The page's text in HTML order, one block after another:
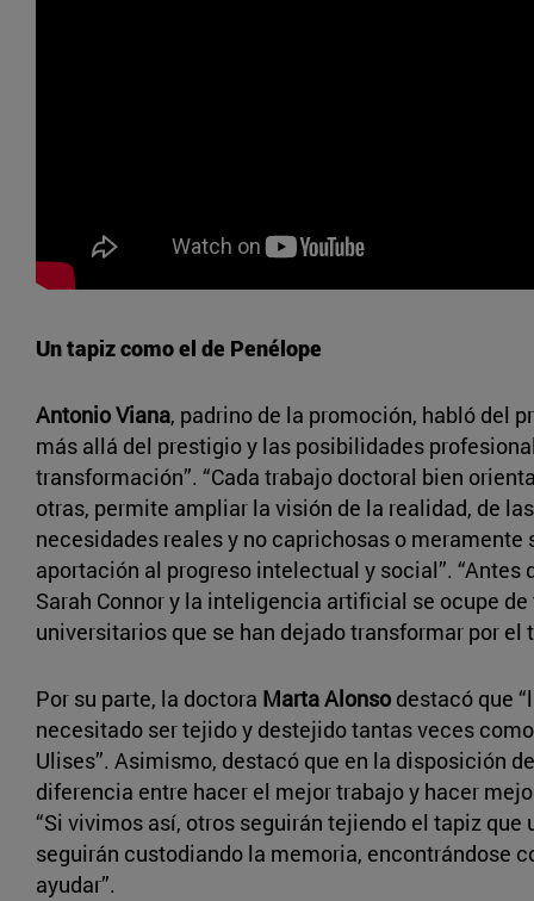
Un tapiz como el de Penélope
Antonio Viana, padrino de la promoción, habló del
más allá del prestigio y las posibilidades
transformación”. “Cada trabajo doctoral bien
otras, permite ampliar la visión de la realidad, de
necesidades reales y no caprichosas o
aportación al progreso intelectual y social”.
Sarah Connor y la inteligencia artificial se ocupe
universitarios que se han dejado transformar por el
Por su parte, la doctora Marta Alonso destacó que
necesitado ser tejido y destejido tantas veces
Ulises”. Asimismo, destacó que en la disposición
diferencia entre hacer el mejor trabajo y hacer
“Si vivimos así, otros seguirán tejiendo el tapiz
seguirán custodiando la memoria, encontrándose
ayudar”.